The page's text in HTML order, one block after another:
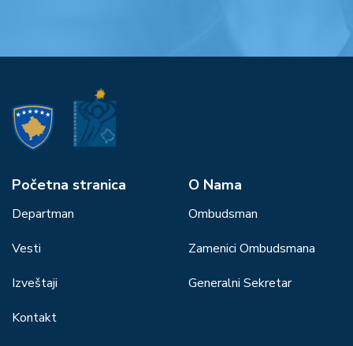
Početna stranica
Departman
Vesti
Izveštaji
Kontakt
О Nama
Ombudsman
Zamenici Ombudsmana
Generalni Sekretar